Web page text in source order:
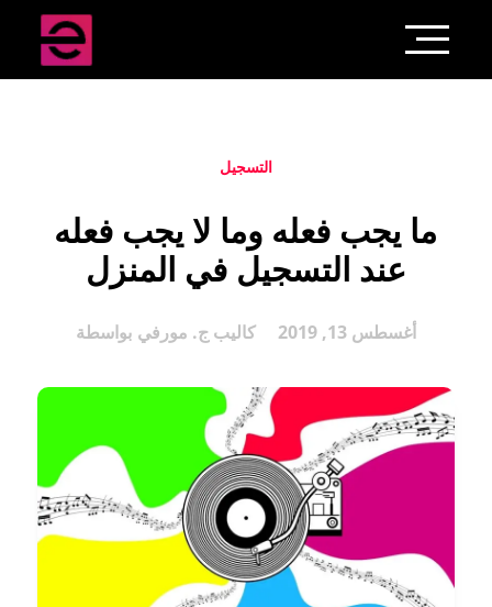
التسجيل
ما يجب فعله وما لا يجب فعله
عند التسجيل في المنزل
بواسطة كاليب ج. مورفي أغسطس 13, 2019